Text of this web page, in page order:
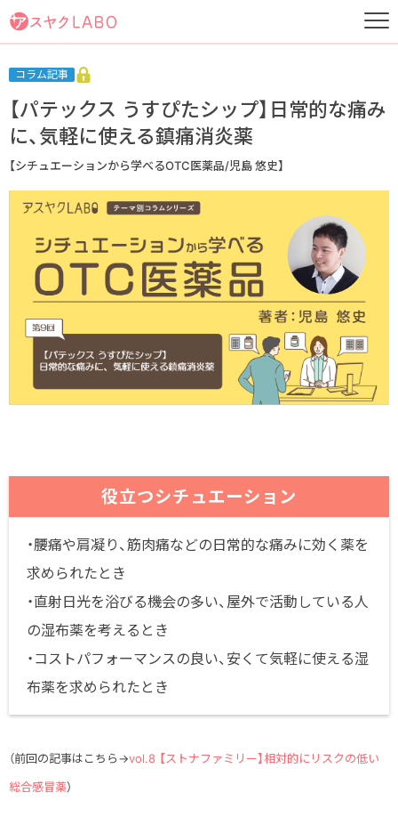
コラム記事
【パテックス うすぴたシップ】日常的な痛み
に、気軽に使える鎮痛消炎薬
【シチュエーションから学べるOTC医薬品/児島 悠史】
役立つシチュエーション
・腰痛や肩凝り、筋肉痛などの日常的な痛みに効く薬を
求められたとき
・直射日光を浴びる機会の多い、屋外で活動している人
の湿布薬を考えるとき
・コストパフォーマンスの良い、安くて気軽に使える湿
布薬を求められたとき
（前回の記事はこちら→vol.8 【ストナファミリー】相対的にリスクの低い
総合感冒薬）